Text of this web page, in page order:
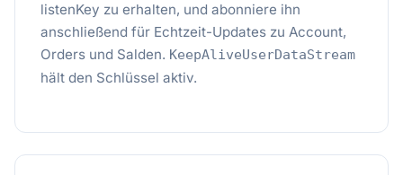
listenKey zu erhalten, und abonniere ihn
anschließend für Echtzeit-Updates zu Account,
Orders und Salden. KeepAliveUserDataStream
hält den Schlüssel aktiv.